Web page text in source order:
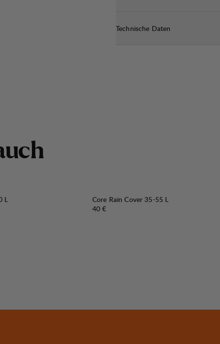
Technische Daten
uch
L
Core Rain Cover 35-55 L
Preis:
40 €